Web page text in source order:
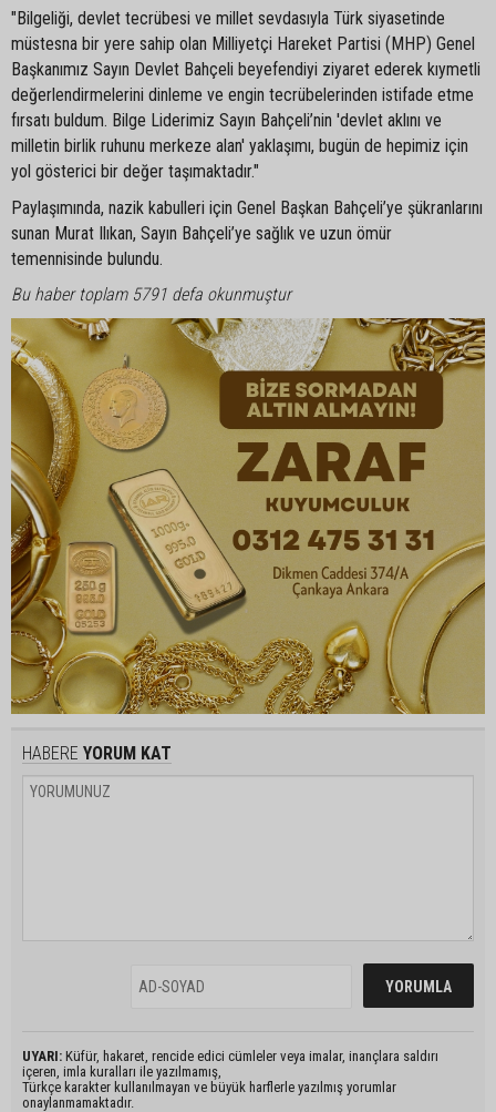
"Bilgeliği, devlet tecrübesi ve millet sevdasıyla Türk siyasetinde
müstesna bir yere sahip olan Milliyetçi Hareket Partisi (MHP) Genel
Başkanımız Sayın Devlet Bahçeli beyefendiyi ziyaret ederek kıymetli
değerlendirmelerini dinleme ve engin tecrübelerinden istifade etme
fırsatı buldum. Bilge Liderimiz Sayın Bahçeli’nin 'devlet aklını ve
milletin birlik ruhunu merkeze alan' yaklaşımı, bugün de hepimiz için
yol gösterici bir değer taşımaktadır."
Paylaşımında, nazik kabulleri için Genel Başkan Bahçeli’ye şükranlarını
sunan Murat Ilıkan, Sayın Bahçeli’ye sağlık ve uzun ömür
temennisinde bulundu.
Bu haber toplam 5791 defa okunmuştur
HABERE YORUM KAT
UYARI: Küfür, hakaret, rencide edici cümleler veya imalar, inançlara saldırı
içeren, imla kuralları ile yazılmamış,
Türkçe karakter kullanılmayan ve büyük harflerle yazılmış yorumlar
onaylanmamaktadır.